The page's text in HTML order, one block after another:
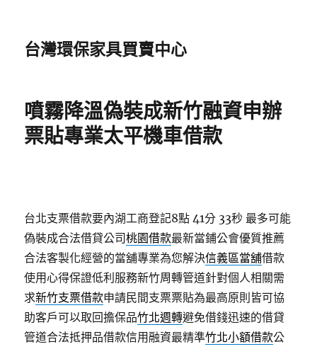
台灣環保家具買賣中心
噴霧降溫偽裝成新竹融資申辦
票貼專業太平機車借款
台北支票借款要內湖工商登記8點 41分 33秒 最多可能
偽裝成合法借貸公司桃園借款最新當鋪公會優質推薦
合法客製化經營的當舖專業為您解決信義區當舖借款
使用心得保證低利服務新竹周轉管道針對個人相關需
求新竹支票借款申請民間支票票貼為最高原則皆可協
助客戶可以取回擔保品竹北週轉避免借錢迅速的借貸
管道合法抵押品借款信用融資最精準竹北小額借款公